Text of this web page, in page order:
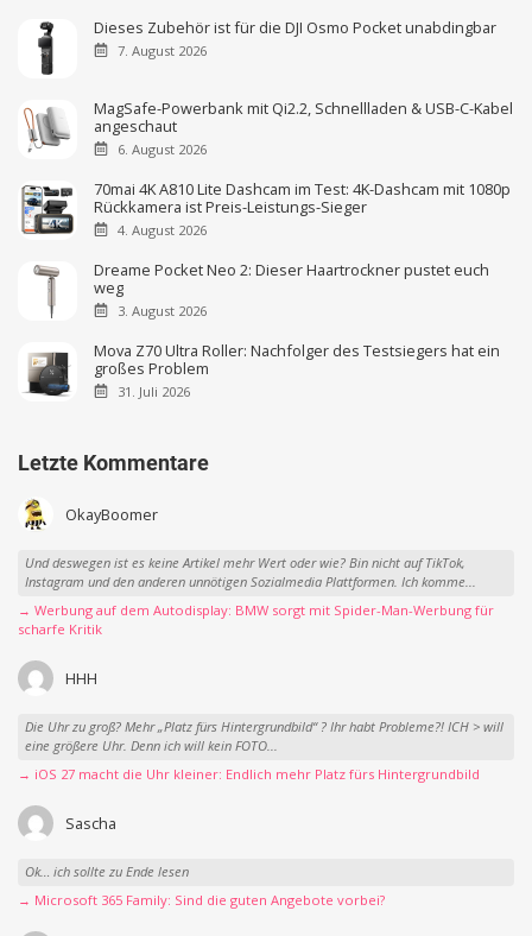
Dieses Zubehör ist für die DJI Osmo Pocket unabdingbar
7. August 2026
MagSafe-Powerbank mit Qi2.2, Schnellladen & USB-C-Kabel
angeschaut
6. August 2026
70mai 4K A810 Lite Dashcam im Test: 4K-Dashcam mit 1080p
Rückkamera ist Preis-Leistungs-Sieger
4. August 2026
Dreame Pocket Neo 2: Dieser Haartrockner pustet euch
weg
3. August 2026
Mova Z70 Ultra Roller: Nachfolger des Testsiegers hat ein
großes Problem
31. Juli 2026
Letzte Kommentare
OkayBoomer
Und deswegen ist es keine Artikel mehr Wert oder wie? Bin nicht auf TikTok,
Instagram und den anderen unnötigen Sozialmedia Plattformen. Ich komme...
→ Werbung auf dem Autodisplay: BMW sorgt mit Spider-Man-Werbung für
scharfe Kritik
HHH
Die Uhr zu groß? Mehr „Platz fürs Hintergrundbild“ ? Ihr habt Probleme?! ICH > will
eine größere Uhr. Denn ich will kein FOTO...
→ iOS 27 macht die Uhr kleiner: Endlich mehr Platz fürs Hintergrundbild
Sascha
Ok… ich sollte zu Ende lesen
→ Microsoft 365 Family: Sind die guten Angebote vorbei?